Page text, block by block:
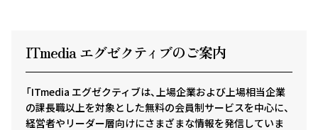
ITmedia エグゼクティ ブのご案内
「ITmedia エグゼクティブは、上場企業および上場相当企業
の課長職以上を対象とした無料の会員制サービスを中心に、
経営者やリーダー層向けにさまざまな情報を発信していま